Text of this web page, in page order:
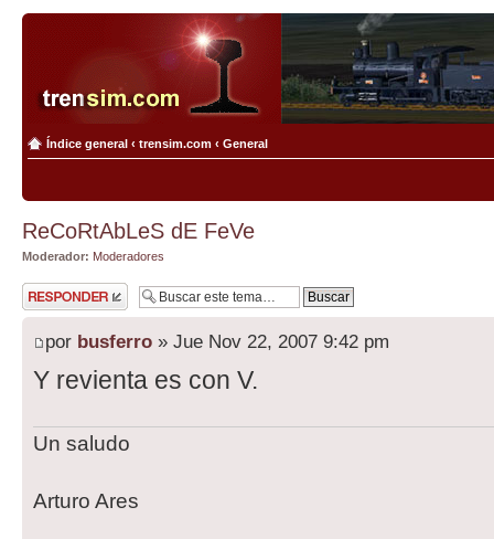
Índice general ‹ trensim.com ‹ General
ReCoRtAbLeS dE FeVe
Moderador: Moderadores
Publicar una
respuesta
por busferro » Jue Nov 22, 2007 9:42 pm
Y revienta es con V.
Un saludo
Arturo Ares